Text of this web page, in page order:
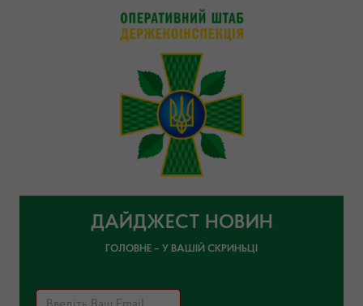
ДАЙДЖЕСТ НОВИН
ГОЛОВНЕ – У ВАШІЙ СКРИНЬЦІ